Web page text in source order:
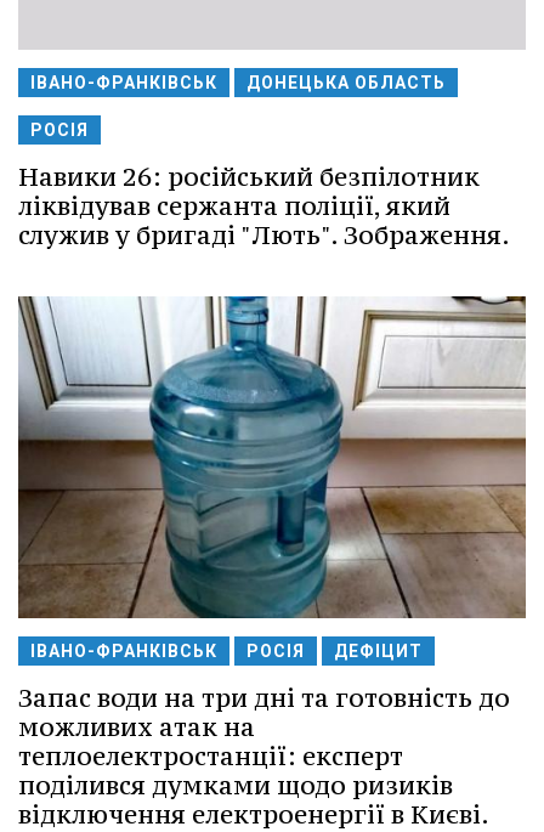
ІВАНО-ФРАНКІВСЬК ДОНЕЦЬКА ОБЛАСТЬ
РОСІЯ
Навики 26: російський безпілотник
ліквідував сержанта поліції, який
служив у бригаді "Лють". Зображення.
ІВАНО-ФРАНКІВСЬК РОСІЯ ДЕФІЦИТ
Запас води на три дні та готовність до
можливих атак на
теплоелектростанції: експерт
поділився думками щодо ризиків
відключення електроенергії в Києві.